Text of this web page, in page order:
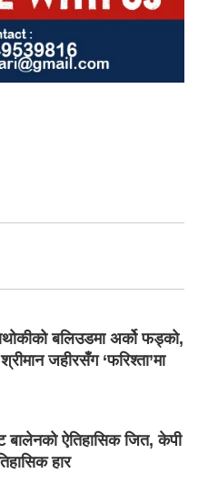
बलिउडमा अर्को फड्को,
श्रीमान जहीरसँग ‘फरिश्ता’मा
बालेनको ऐतिहासिक जित, केपी
हार